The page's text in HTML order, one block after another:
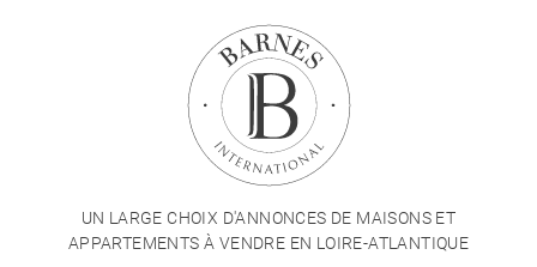
UN LARGE CHOIX D'ANNONCES DE MAISONS ET
APPARTEMENTS À VENDRE EN LOIRE-ATLANTIQUE